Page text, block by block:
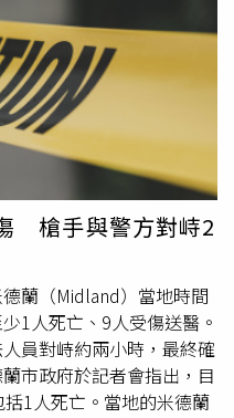
難熬的，是那段『無法說出
時頂著漫天的媒體謠傳與
家」等莫須有的罪名，造
門都不想出，謠言讓我身
S接著關心問：「現在好
跟破碎之後，還是要堅強
場動容，小S心疼之餘，
：「我本來以為妳解畫都
一位被曲家瑞精準看穿內
從她的畫作中，一眼看出
的重大抉擇。檸檬聽完驚
慢慢減少啦啦隊的跳舞場
釋因為近期演藝工作越來
無法兼顧錄影，因此計畫
五五分」。接二連三的準
槍手與警方對峙2
蘭（Midland）當地時間
1人死亡、9人受傷送醫。
員對峙約兩小時，最終確
市政府於記者會指出，目
1人死亡。當地的米德蘭